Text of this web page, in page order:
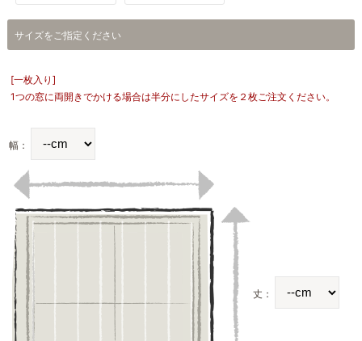
サイズをご指定ください
[一枚入り]
1つの窓に両開きでかける場合は半分にしたサイズを２枚ご注文ください。
幅：
丈：